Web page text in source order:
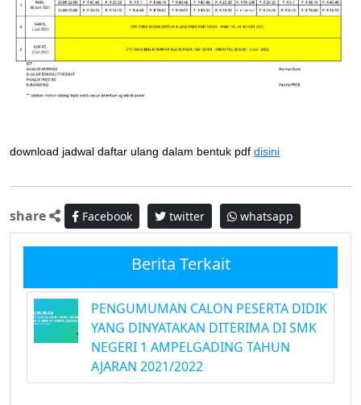
download jadwal daftar ulang dalam bentuk pdf disini
share Facebook twitter whatsapp
Berita Terkait
PENGUMUMAN CALON PESERTA DIDIK
YANG DINYATAKAN DITERIMA DI SMK
NEGERI 1 AMPELGADING TAHUN
AJARAN 2021/2022